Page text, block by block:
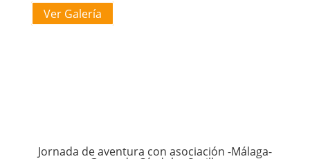
Ver Galería
Jornada de aventura con asociación -Málaga-